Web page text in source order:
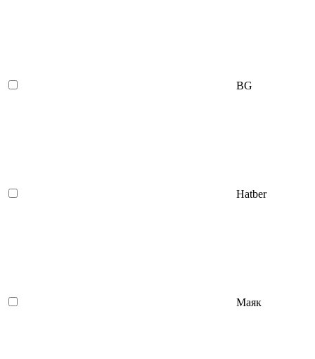
BG
Hatber
Маяк